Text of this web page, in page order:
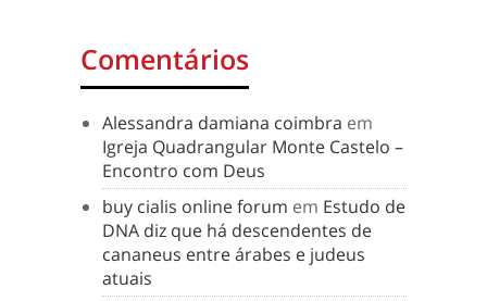
Comentários
Alessandra damiana coimbra em
Igreja Quadrangular Monte Castelo –
Encontro com Deus
buy cialis online forum em Estudo de
DNA diz que há descendentes de
cananeus entre árabes e judeus
atuais